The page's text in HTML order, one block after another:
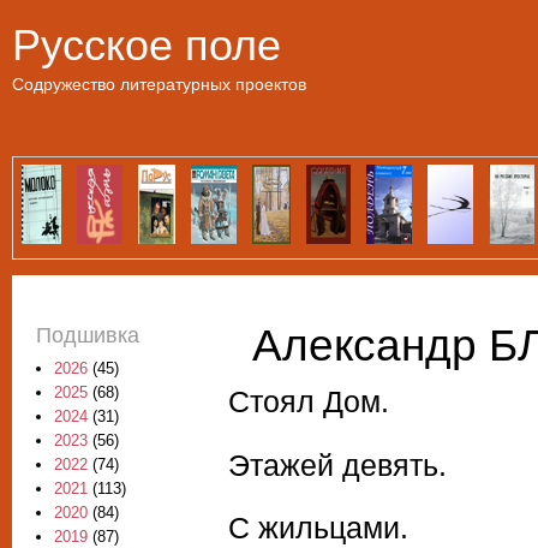
Русское поле
Содружество литературных проектов
Александр
Стоял Дом.
Этажей девять.
С жильцами.
Подшивка
2026 (45)
2025 (68)
2024 (31)
2023 (56)
2022 (74)
2021 (113)
2020 (84)
2019 (87)